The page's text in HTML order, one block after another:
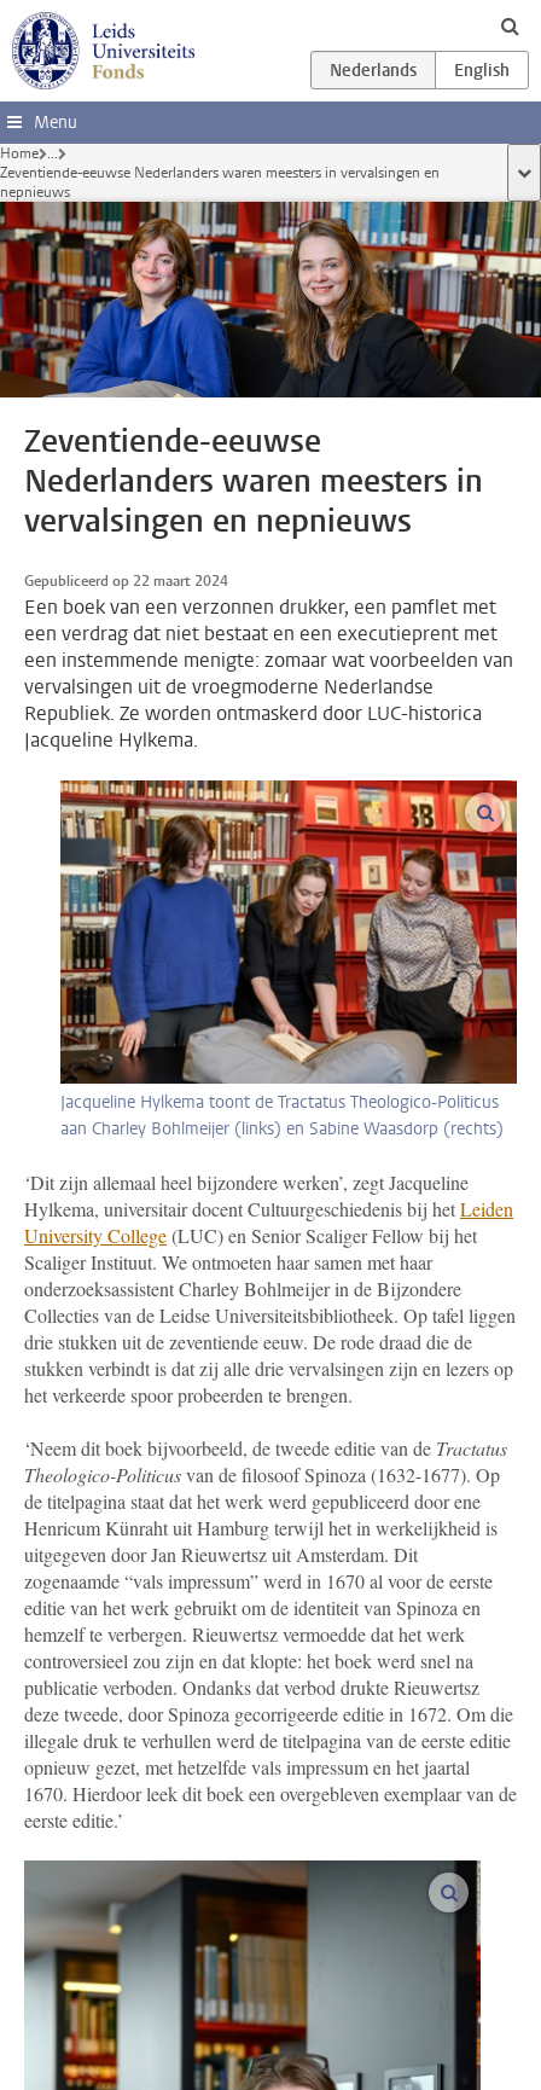
Ga direct naar de inhoud
Menu
Home ...
Zeventiende-eeuwse Nederlanders waren meesters in vervalsingen en
nepnieuws
Zeventiende-eeuwse
Nederlanders waren meesters in
vervalsingen en nepnieuws
Gepubliceerd op 22 maart 2024
Een boek van een verzonnen drukker, een pamflet met
een verdrag dat niet bestaat en een executieprent met
een instemmende menigte: zomaar wat voorbeelden van
vervalsingen uit de vroegmoderne Nederlandse
Republiek. Ze worden ontmaskerd door LUC-historica
Jacqueline Hylkema.
Jacqueline Hylkema toont de Tractatus Theologico-Politicus
aan Charley Bohlmeijer (links) en Sabine Waasdorp (rechts)
‘Dit zijn allemaal heel bijzondere werken’, zegt Jacqueline
Hylkema, universitair docent Cultuurgeschiedenis bij hetLeiden
University College(LUC) en Senior Scaliger Fellow bij het
Scaliger Instituut. We ontmoeten haar samen met haar
onderzoeksassistent Charley Bohlmeijer in de Bijzondere
Collecties van de Leidse Universiteitsbibliotheek. Op tafel liggen
drie stukken uit de zeventiende eeuw. De rode draad die de
stukken verbindt is dat zij alle drie vervalsingen zijn en lezers op
het verkeerde spoor probeerden te brengen.
‘Neem dit boek bijvoorbeeld, de tweede editie van de Tractatus
Theologico-Politicusvan de filosoof Spinoza (1632-1677). Op
de titelpagina staat dat het werk werd gepubliceerd door ene
Henricum Künraht uit Hamburg terwijl het in werkelijkheid is
uitgegeven door Jan Rieuwertsz uit Amsterdam. Dit
zogenaamde “vals impressum” werd in 1670 al voor de eerste
editie van het werk gebruikt om de identiteit van Spinoza en
hemzelf te verbergen. Rieuwertsz vermoedde dat het werk
controversieel zou zijn en dat klopte: het boek werd snel na
publicatie verboden. Ondanks dat verbod drukte Rieuwertsz
deze tweede, door Spinoza gecorrigeerde editie in 1672. Om die
illegale druk te verhullen werd de titelpagina van de eerste editie
opnieuw gezet, met hetzelfde vals impressum en het jaartal
1670. Hierdoor leek dit boek een overgebleven exemplaar van de
eerste editie.’
vergroot